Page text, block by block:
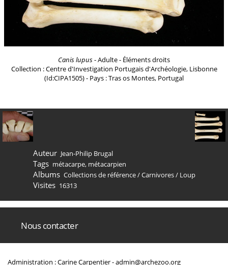
Canis lupus- Adulte - Éléments droits
Collection : Centre d'Investigation Portugais d'Archéologie, Lisbonne
(Id:CIPA1505) - Pays : Tras os Montes, Portugal
Auteur Jean-Philip Brugal
Tags métacarpe, métacarpien
Albums Collections de référence/Carnivores/ Loup
Visites 16313
Nous contacter
Administration : Carine Carpentier -admin@archezoo.org